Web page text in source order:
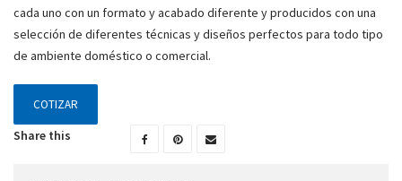
cada uno con un formato y acabado diferente y producidos con una
selección de diferentes técnicas y diseños perfectos para todo tipo
de ambiente doméstico o comercial.
COTIZAR
Share this